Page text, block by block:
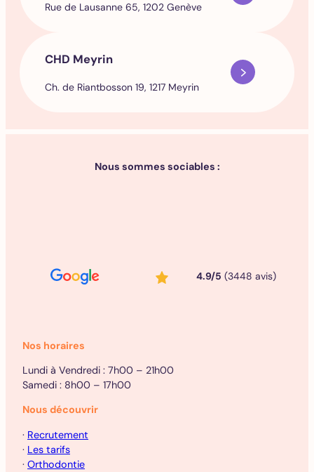
Rue de Lausanne 65, 1202 Genève
CHD Meyrin
Ch. de Riantbosson 19, 1217 Meyrin
Nous sommes sociables :
4.9/5 (3448 avis)
Nos horaires
Lundi à Vendredi : 7h00 – 21h00
Samedi : 8h00 – 17h00
Nous découvrir
· Recrutement
· Les tarifs
· Orthodontie